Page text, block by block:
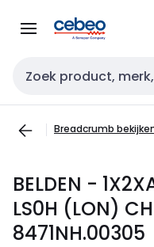
naar
naar
Zoekveld invoer
Breadcrumb
BELDEN -
LS0H (LON)
8471NH.00305